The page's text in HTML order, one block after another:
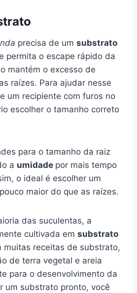
precisa de um substrato
permita o escape rápido da
mantém o excesso de
raízes. Para ajudar nesse
um recipiente com furos no
escolher o tamanho correto
para o tamanho da raiz
a umidade por mais tempo
o ideal é escolher um
maior do que as raízes.
das suculentas, a
cultivada em substrato
muitas receitas de substrato,
de terra vegetal e areia
para o desenvolvimento da
um substrato pronto, você